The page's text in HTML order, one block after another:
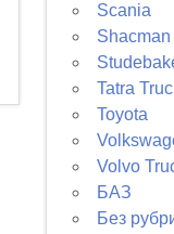
Scania
Shacman
Tatra
Toyota
Volvo
БАЗ
Без